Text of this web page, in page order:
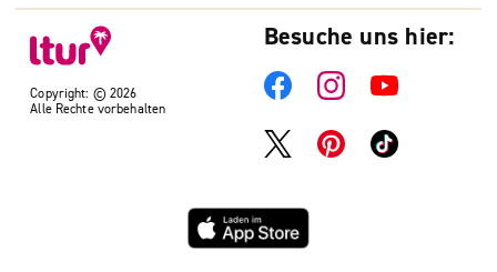
Copyright: © 2026
Alle Rechte vorbehalten
Besuche uns hier: